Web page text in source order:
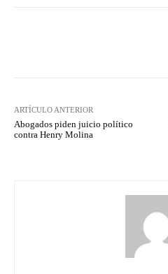
ARTÍCULO ANTERIOR
Abogados piden juicio político
contra Henry Molina